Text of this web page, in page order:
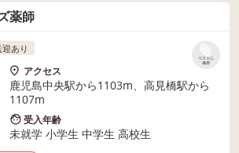
薬師
リストに
保存
迎あり
アクセス
鹿児島中央駅から1103m、高見橋駅から
1107m
受入年齢
未就学 小学生 中学生 高校生